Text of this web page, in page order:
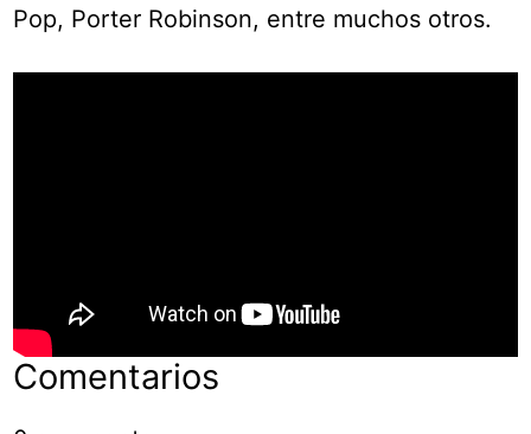
Pop, Porter Robinson, entre muchos otros.
Comentarios